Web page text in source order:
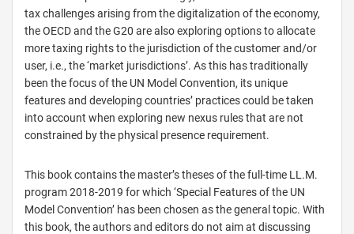
tax challenges arising from the digitalization of the economy,
the OECD and the G20 are also exploring options to allocate
more taxing rights to the jurisdiction of the customer and/or
user, i.e., the ‘market jurisdictions’. As this has traditionally
been the focus of the UN Model Convention, its unique
features and developing countries’ practices could be taken
into account when exploring new nexus rules that are not
constrained by the physical presence requirement.
This book contains the master’s theses of the full-time LL.M.
program 2018-2019 for which ‘Special Features of the UN
Model Convention’ has been chosen as the general topic. With
this book, the authors and editors do not aim at discussing